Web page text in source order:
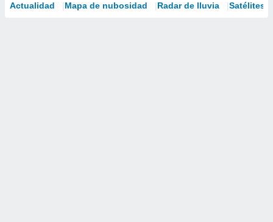
Actualidad Mapa de nubosidad Radar de lluvia Satélites